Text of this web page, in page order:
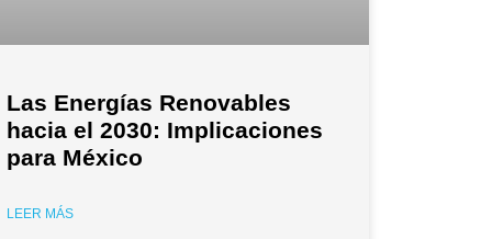
Las Energías Renovables
hacia el 2030: Implicaciones
para México
LEER MÁS